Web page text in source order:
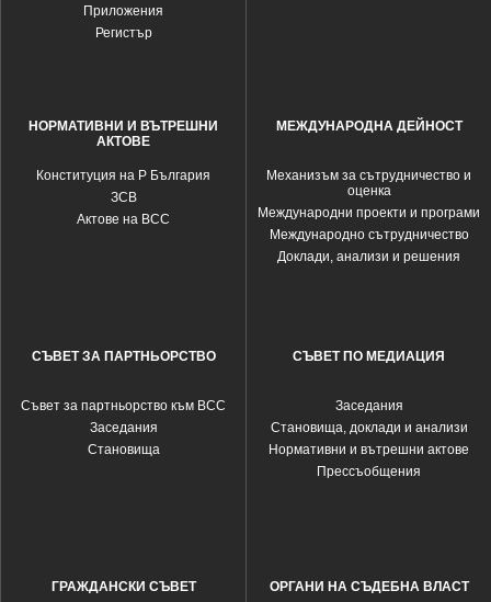
Приложения
Регистър
НОРМАТИВНИ И ВЪТРЕШНИ
АКТОВЕ
Конституция на Р България
ЗСВ
Актове на ВСС
МЕЖДУНАРОДНА ДЕЙНОСТ
Механизъм за сътрудничество и
оценка
Международни проекти и програми
Международно сътрудничество
Доклади, анализи и решения
СЪВЕТ ЗА ПАРТНЬОРСТВО
Съвет за партньорство към ВСС
Заседания
Становища
СЪВЕТ ПО МЕДИАЦИЯ
Заседания
Становища, доклади и анализи
Нормативни и вътрешни актове
Прессъобщения
ГРАЖДАНСКИ СЪВЕТ ОРГАНИ НА СЪДЕБНА ВЛАСТ